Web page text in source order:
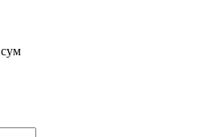
сум